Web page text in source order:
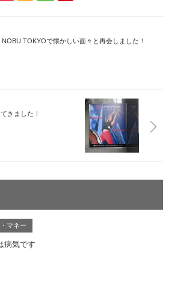
NOBU TOKYOで懐かしい面々と再会しました！
きました！
マネー
病気です